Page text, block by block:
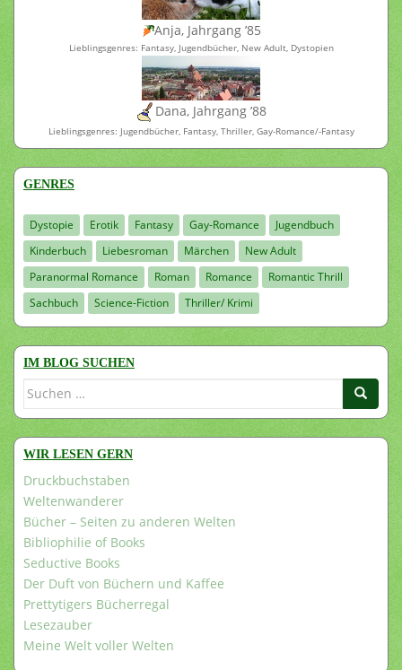
Anja, Jahrgang ’85
Lieblingsgenres: Fantasy, Jugendbücher, New Adult, Dystopien
Dana, Jahrgang ’88
Lieblingsgenres: Jugendbücher, Fantasy, Thriller, Gay-Romance/-Fantasy
GENRES
Dystopie Erotik Fantasy Gay-Romance
Jugendbuch
Kinderbuch
Liebesroman Märchen
New Adult
Paranormal Romance
Roman Romance
Romantic Thrill
Sachbuch
Science-Fiction Thriller/ Krimi
IM BLOG SUCHEN
Suchen
WIR LESEN GERN
Druckbuchstaben
Weltenwanderer
Bücher – Seiten zu anderen Welten
Bibliophilie of Books
Seductive Books
Der Duft von Büchern und Kaffee
Prettytigers Bücherregal
Lesezauber
Meine Welt voller Welten